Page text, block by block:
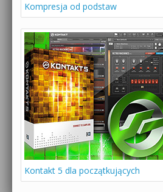
Kompresja od podstaw
Kontakt 5 dla początkujących